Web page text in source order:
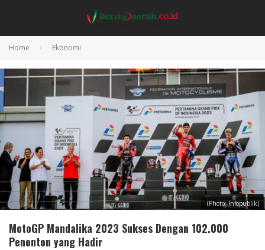
Home Ekonomi
(Photo: Infopublik)
MotoGP Mandalika 2023 Sukses Dengan 102.000
Penonton yang Hadir